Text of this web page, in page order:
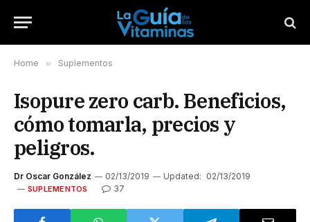
Home » Suplementos
Isopure zero carb. Beneficios,
cómo tomarla, precios y
peligros.
Dr Oscar González 02/13/2019 Updated: 02/13/2019
SUPLEMENTOS 37